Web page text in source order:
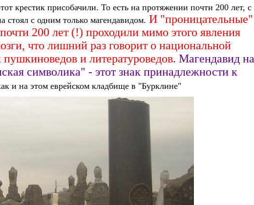
крестик присобачили. То есть на протяжении почти 200 лет, с
стоял с одним только магендавидом. И "проницательные"
200 лет (!) проходили мимо этого явления
что лишний раз говорит о национальной
и литературоведов. Магендавид на
символика" - этот знак принадлежности к
и на этом еврейском кладбище в "Бурклине"